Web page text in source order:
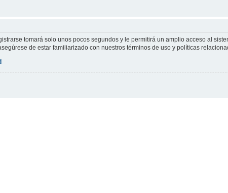
tomará solo unos pocos segundos y le permitirá un amplio acceso al
de estar familiarizado con nuestros términos de uso y políticas